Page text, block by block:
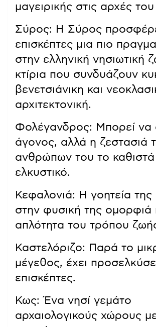
μαγειρικής στις αρχές
Σύρος: Η Σύρος
επισκέπτες μια πιο
στην ελληνική νησιωτική
κτίρια που συνδυάζουν
βενετσιάνικη και
αρχιτεκτονική.
Φολέγανδρος: Μπορεί να
άγονος, αλλά η ζεστασιά
ανθρώπων του το καθιστά
ελκυστικό.
Κεφαλονιά: Η γοητεία της
στην φυσική της ομορφιά
απλότητα του τρόπου
Καστελόριζο: Παρά το
μέγεθος, έχει
επισκέπτες.
Κως: Ένα νησί γεμάτο
αρχαιολογικούς χώρους